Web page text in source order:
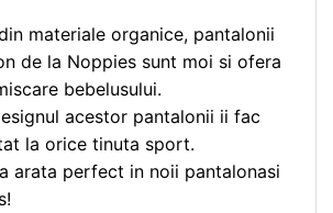
materiale organice, pantalonii
de la Noppies sunt moi si ofera
bebelusului.
acestor pantalonii ii fac
la orice tinuta sport.
arata perfect in noii pantalonasi